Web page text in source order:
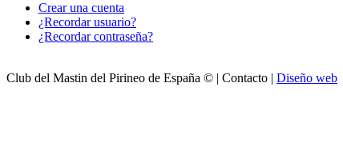
Crear una cuenta
¿Recordar usuario?
¿Recordar contraseña?
Club del Mastin del Pirineo de España © | Contacto | Diseño web